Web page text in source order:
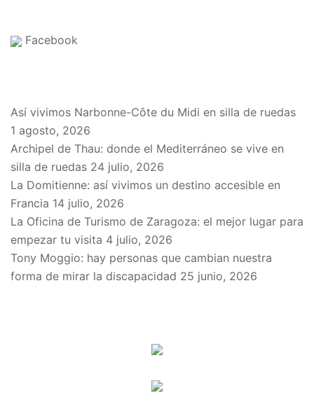
Facebook
Así vivimos Narbonne-Côte du Midi en silla de ruedas
1 agosto, 2026
Archipel de Thau: donde el Mediterráneo se vive en
silla de ruedas 24 julio, 2026
La Domitienne: así vivimos un destino accesible en
Francia 14 julio, 2026
La Oficina de Turismo de Zaragoza: el mejor lugar para
empezar tu visita 4 julio, 2026
Tony Moggio: hay personas que cambian nuestra
forma de mirar la discapacidad 25 junio, 2026